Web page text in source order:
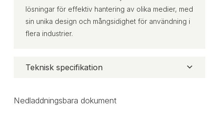
lösningar för effektiv hantering av olika medier, med
sin unika design och mångsidighet för användning i
flera industrier.
Teknisk specifikation
Nedladdningsbara dokument